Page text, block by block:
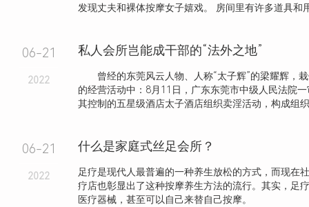
发现丈夫和裸体按摩女子嬉戏。 房间里有许多道具和
06-21
2022
私人会所岂能成干部的“法外之地”
曾经的东莞风云人物、人称“太子辉”的梁耀辉，栽
的经营活动中：8月11日，广东东莞市中级人民法院
其控制的五星级酒店太子酒店组织卖淫活动，构成组
06-21
2022
什么是家庭式丝足会所？
足疗是现代人最普遍的一种养生放松的方式，而现在
疗店也彰显出了这种按摩养生方法的流行。其实，足
医疗器械，甚至可以自己来替自己按摩。